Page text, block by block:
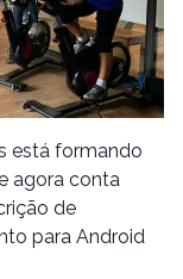
está formando
agora conta
de
para Android